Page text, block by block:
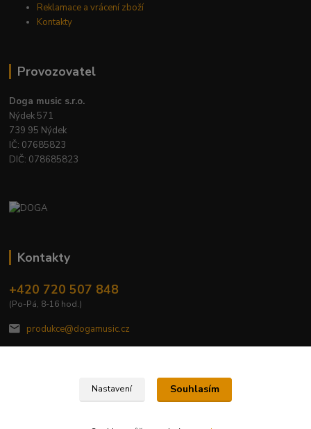
Reklamace a vrácení zboží
Kontakty
Provozovatel
Doga music s.r.o.
Nýdek 571
739 95 Nýdek
IČ: 07685823
DIČ: 078685823
Kontakty
+420 720 507 848
(Po-Pá, 8-16 hod.)
produkce@dogamusic.cz
Nastavení Souhlasím